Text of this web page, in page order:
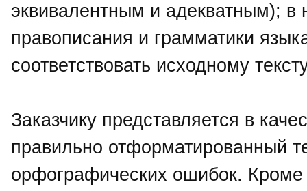
эквивалентным и адекватным);
правописания и грамматики
соответствовать исходному
Заказчику представляется в
правильно отформатированный
орфографических ошибок. Кроме